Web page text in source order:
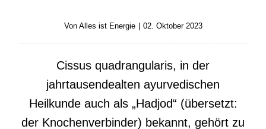
Von Alles ist Energie 02. Oktober 2023
Cissus quadrangularis, in der
jahrtausendealten ayurvedischen
Heilkunde auch als „Hadjod“ (übersetzt:
der Knochenverbinder) bekannt, gehört zu